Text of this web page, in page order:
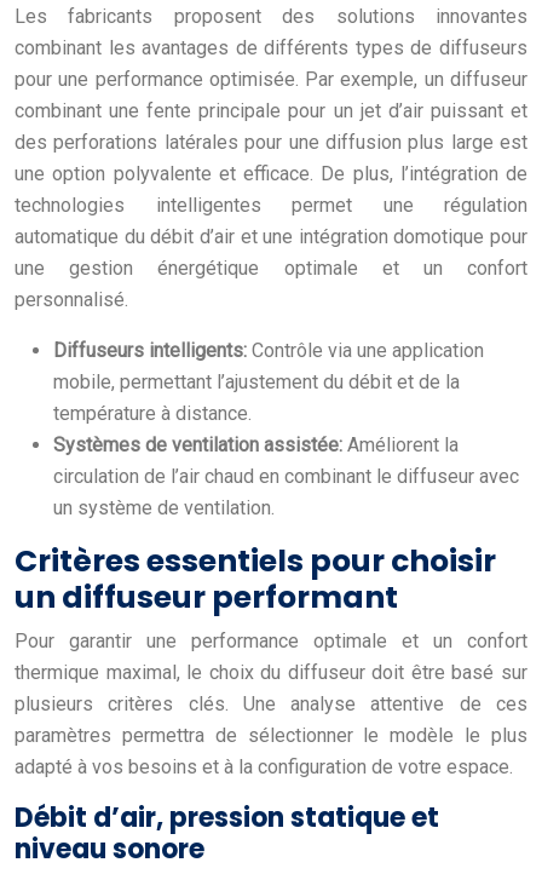
Les fabricants proposent des solutions innovantes
combinant les avantages de différents types de diffuseurs
pour une performance optimisée. Par exemple, un diffuseur
combinant une fente principale pour un jet d’air puissant et
des perforations latérales pour une diffusion plus large est
une option polyvalente et efficace. De plus, l’intégration de
technologies intelligentes permet une régulation
automatique du débit d’air et une intégration domotique pour
une gestion énergétique optimale et un confort
personnalisé.
Diffuseurs intelligents: Contrôle via une application
mobile, permettant l’ajustement du débit et de la
température à distance.
Systèmes de ventilation assistée: Améliorent la
circulation de l’air chaud en combinant le diffuseur avec
un système de ventilation.
Critères essentiels pour choisir
un diffuseur performant
Pour garantir une performance optimale et un confort
thermique maximal, le choix du diffuseur doit être basé sur
plusieurs critères clés. Une analyse attentive de ces
paramètres permettra de sélectionner le modèle le plus
adapté à vos besoins et à la configuration de votre espace.
Débit d’air, pression statique et
niveau sonore